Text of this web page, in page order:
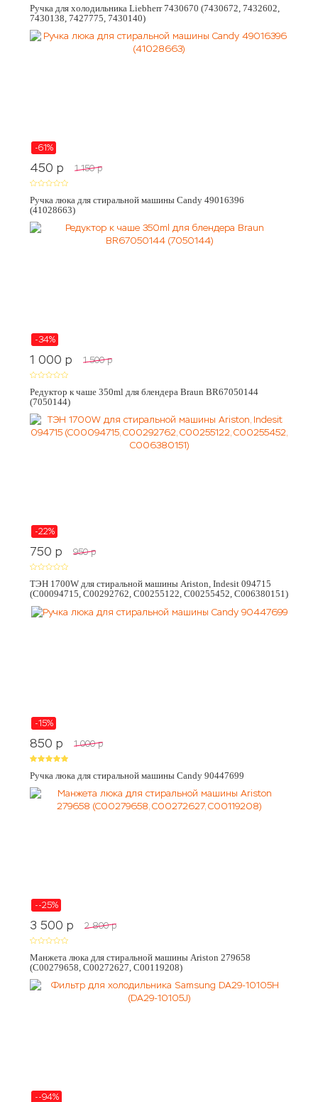
Ручка для холодильника Liebherr 7430670 (7430672, 7432602,
7430138, 7427775, 7430140)
-61%
450 p 1 150 p
Ручка люка для стиральной машины Candy 49016396
(41028663)
-34%
1 000 p 1 500 p
Редуктор к чаше 350ml для блендера Braun BR67050144
(7050144)
-22%
750 p 950 p
ТЭН 1700W для стиральной машины Ariston, Indesit 094715
(C00094715, C00292762, C00255122, C00255452, C006380151)
-15%
850 p 1 000 p
Ручка люка для стиральной машины Candy 90447699
--25%
3 500 p 2 800 p
Манжета люка для стиральной машины Ariston 279658
(C00279658, C00272627, C00119208)
--94%